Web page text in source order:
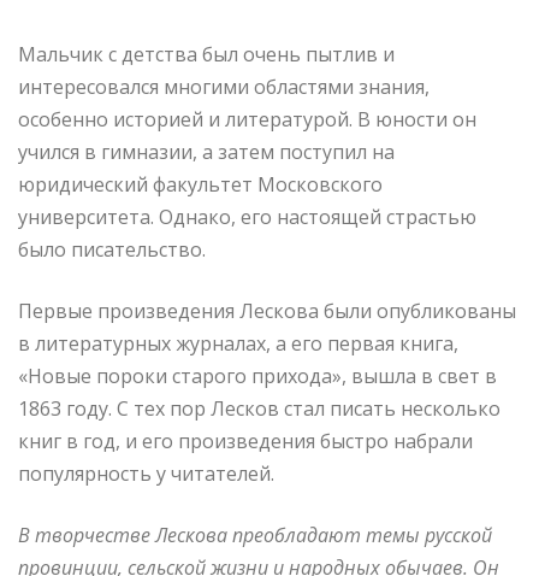
Мальчик с детства был очень пытлив и
интересовался многими областями знания,
особенно историей и литературой. В юности он
учился в гимназии, а затем поступил на
юридический факультет Московского
университета. Однако, его настоящей страстью
было писательство.
Первые произведения Лескова были опубликованы
в литературных журналах, а его первая книга,
«Новые пороки старого прихода», вышла в свет в
1863 году. С тех пор Лесков стал писать несколько
книг в год, и его произведения быстро набрали
популярность у читателей.
В творчестве Лескова преобладают темы русской
провинции, сельской жизни и народных обычаев. Он